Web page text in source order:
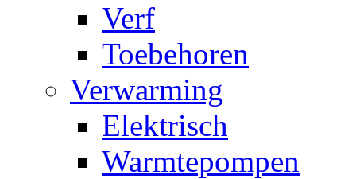
Verf
Toebehoren
Verwarming
Elektrisch
Warmtepompen